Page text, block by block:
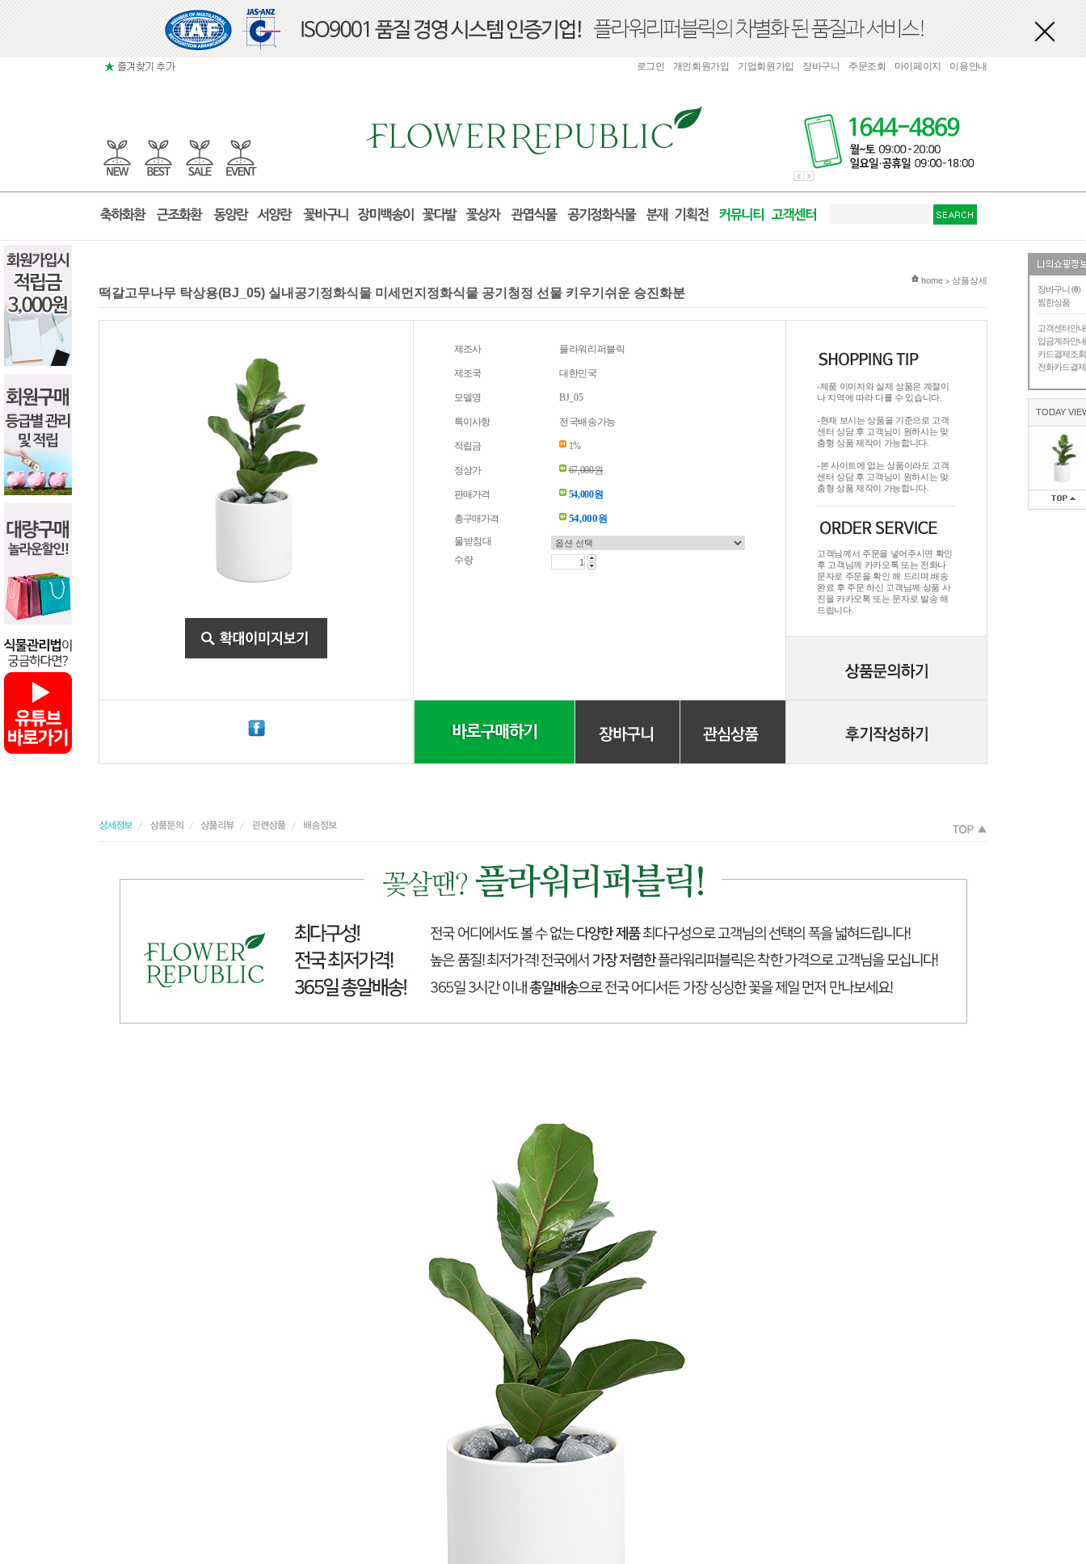
장바구니 (0)
찜한상품
고객센터안내
입금계좌안내
카드결제조회
전화카드결제
TODAY
로그인 개인회원가입 기업회원가입 장바구니 주문조회 마이페이지 이용안내
현재 위치
home > 상품상세
떡갈고무나무 탁상용(BJ_05) 실내공기정화식물 미세먼지정화식물 공기청정 선물 키우기쉬운 승진화분
제조사 플라워리퍼블릭
제조국 대한민국
모델명 BJ_05
특이사항 전국배송가능
적립금 1%
정상가 67,000원
판매가격 54,000원
총구매가격 54,000원
물받침대
수량
-제품 이미지와 실제 상품은 계절이
나 지역에 따라 다를 수 있습니다.
-현재 보시는 상품을 기준으로 고객
센터 상담 후 고객님이 원하시는 맞
춤형 상품 제작이 가능합니다.
-본 사이트에 없는 상품이라도 고객
센터 상담 후 고객님이 원하시는 맞
춤형 상품 제작이 가능합니다.
고객님께서 주문을 넣어주시면 확인
후 고객님께 카카오톡 또는 전화나
문자로 주문을 확인 해 드리며.배송
완료 후 주문 하신 고객님께 상품 사
진을 카카오톡 또는 문자로 발송 해
드립니다.